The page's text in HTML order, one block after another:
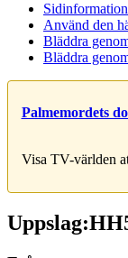
Sidinformation
Använd den
Bläddra
Bläddra
Palmemordets
Visa TV-världen